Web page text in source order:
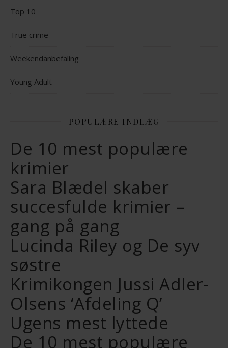
Top 10
True crime
Weekendanbefaling
Young Adult
POPULÆRE INDLÆG
De 10 mest populære
krimier
Sara Blædel skaber
succesfulde krimier –
gang på gang
Lucinda Riley og De syv
søstre
Krimikongen Jussi Adler-
Olsens ‘Afdeling Q’
Ugens mest lyttede
De 10 mest populære